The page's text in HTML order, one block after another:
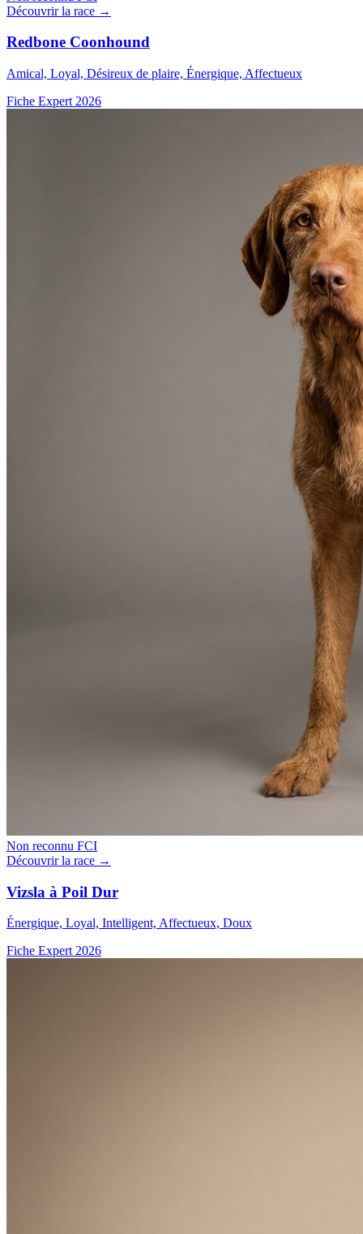
Découvrir la race →
Redbone Coonhound
Amical, Loyal, Désireux de plaire, Énergique, Affectueux
Fiche Expert 2026
Non reconnu FCI
Découvrir la race →
Vizsla à Poil Dur
Énergique, Loyal, Intelligent, Affectueux, Doux
Fiche Expert 2026